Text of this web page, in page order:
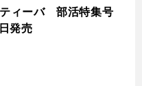
ィーバ 部活特集号
発売